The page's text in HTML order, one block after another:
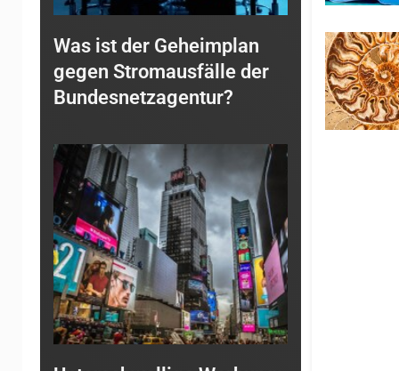
Was ist der Geheimplan
gegen Stromausfälle der
Bundesnetzagentur?